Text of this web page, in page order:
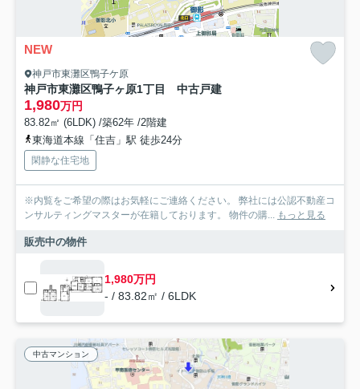
NEW
神戸市東灘区鴨子ケ原
神戸市東灘区鴨子ヶ原1丁目 中古戸建
1,980万円
83.82㎡ (6LDK) /築62年 /2階建
東海道本線「住吉」駅 徒歩24分
閑静な住宅地
※内覧をご希望の際はお気軽にご連絡ください。 弊社には公認不動産コ
ンサルティングマスターが在籍しております。 物件の購... もっと見る
販売中の物件
1,980万円
- / 83.82㎡ / 6LDK
中古マンション